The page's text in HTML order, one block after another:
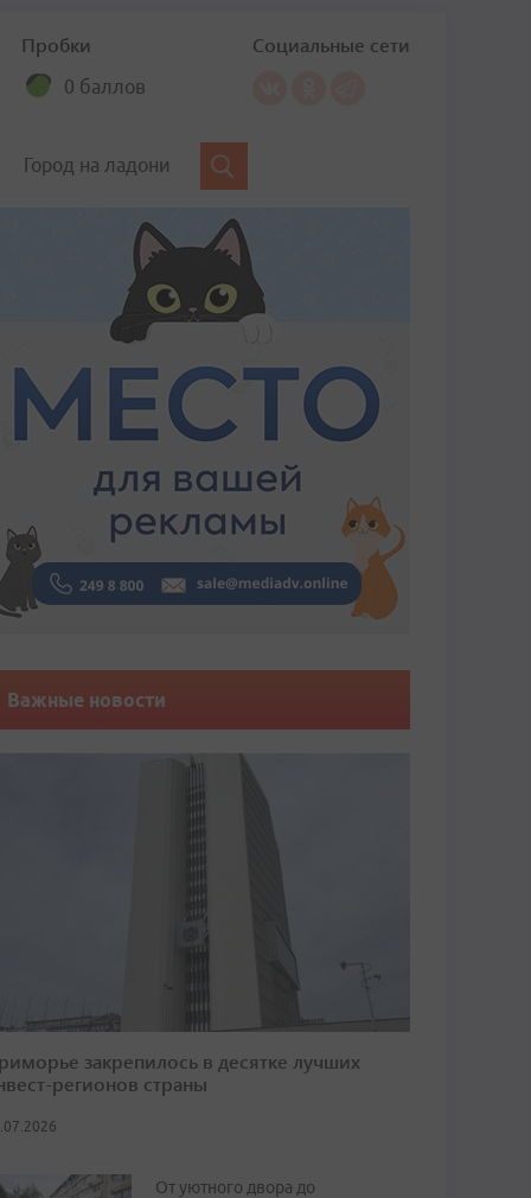
Пробки
0 баллов
Социальные сети
Город на ладони
Важные новости
закрепилось в десятке лучших
регионов страны
От уютного двора до